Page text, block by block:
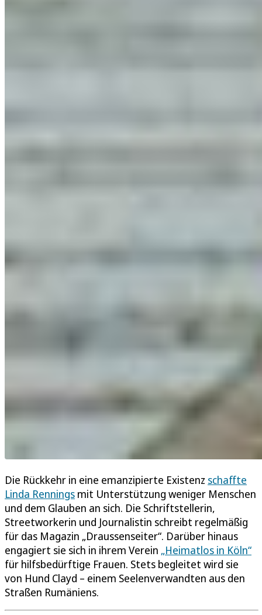
Die Rückkehr in eine emanzipierte Existenz schaffte
Linda Rennings mit Unterstützung weniger Menschen
und dem Glauben an sich. Die Schriftstellerin,
Streetworkerin und Journalistin schreibt regelmäßig
für das Magazin „Draussenseiter“. Darüber hinaus
engagiert sie sich in ihrem Verein „Heimatlos in Köln“
für hilfsbedürftige Frauen. Stets begleitet wird sie
von Hund Clayd – einem Seelenverwandten aus den
Straßen Rumäniens.